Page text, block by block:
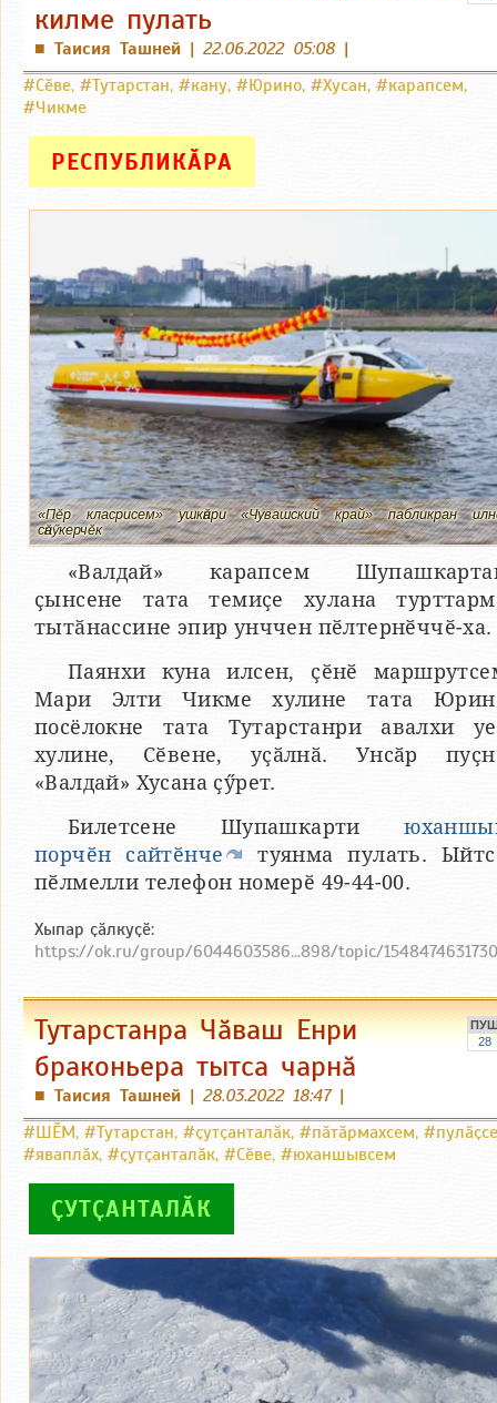
килме пулать
■ Таисия Ташней | 22.06.2022 05:08 |
#Сӗве, #Тутарстан, #кану, #Юрино, #Хусан, #карапсем,
#Чикме
РЕСПУБЛИКӐРА
«Пӗр класрисем» ушкӑнри «Чувашский край» пабликран
сӑнӳкерчӗк
«Валдай» карапсем
ҫынсене тата темиҫе хулана
тытӑнассине эпир унччен пӗлтернӗччӗ-ха.
Паянхи куна илсен, ҫӗнӗ
Мари Элти Чикме хулине тата
посёлокне тата Тутарстанри авалхи
хулине, Сӗвене, уҫӑлнӑ. Унсӑр
«Валдай» Хусана ҫӳрет.
Билетсене Шупашкарти
порчӗн сайтӗнче
туянма пулать.
пӗлмелли телефон номерӗ 49-44-00.
Хыпар ҫӑлкуҫӗ:
https://ok.ru/group/6044603586...898/topic/
28
Тутарстанра Чӑваш Енри
браконьера тытса чарнӑ
■ Таисия Ташней | 28.03.2022 18:47|
#ШӖМ, #Тутарстан, #ҫутҫанталӑк, #пӑтӑрмахсем,
#яваплӑх, #ҫутҫанталӑк, #Сӗве, #юханшывсем
ҪУТҪАНТАЛӐК